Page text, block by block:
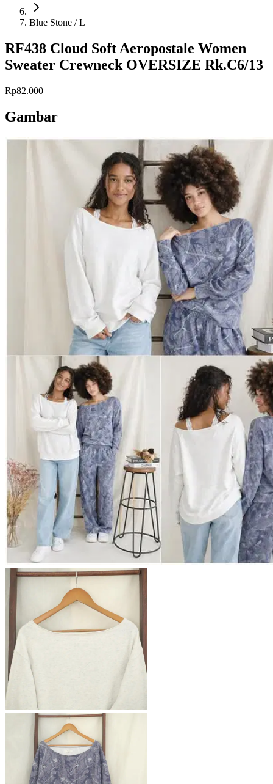
Blue Stone / L
RF438 Cloud Soft Aeropostale Women
Sweater Crewneck OVERSIZE Rk.C6/13
Rp82.000
Gambar